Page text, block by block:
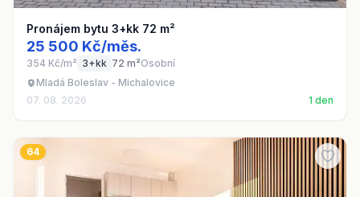
Pronájem bytu 3+kk 72 m²
25 500 Kč/měs.
354 Kč/m² 3+kk 72 m²Osobní
Mladá Boleslav - Michalovice
07. 08. 2026
1 den
64